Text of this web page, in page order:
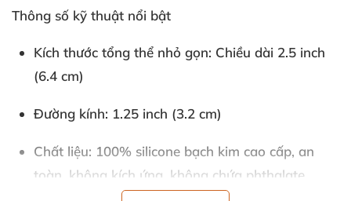
Thông số kỹ thuật nổi bật
Kích thước tổng thể nhỏ gọn: Chiều dài 2.5 inch
(6.4 cm)
Đường kính: 1.25 inch (3.2 cm)
Chất liệu: 100% silicone bạch kim cao cấp, an
toàn, không kích ứng, không chứa phthalate